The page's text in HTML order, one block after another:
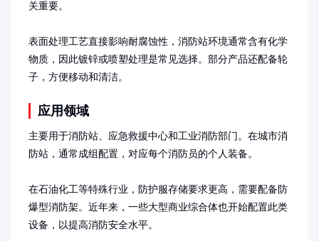
关重要。
表面处理工艺直接影响耐腐蚀性，消防站环境通常含有化学
物质，因此镀锌或喷塑处理是常见选择。部分产品还配备轮
子，方便移动和清洁。
应用领域
主要用于消防站、应急救援中心和工业消防部门。在城市消
防站，通常成组配置，对应每个消防员的个人装备。
在石油化工等特殊行业，防护服存储要求更高，需要配备防
爆型消防架。近年来，一些大型商业综合体也开始配置此类
设备，以提高消防安全水平。